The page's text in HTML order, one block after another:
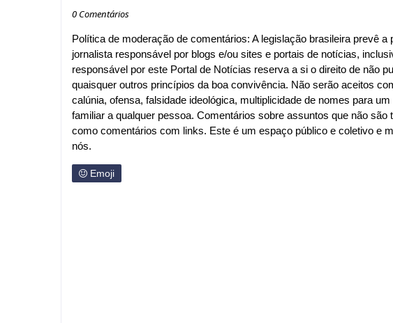
0 Comentários
Política de moderação de comentários: A legislação brasileira prevê
jornalista responsável por blogs e/ou sites e portais de notícias,
responsável por este Portal de Notícias reserva a si o direito de não
quaisquer outros princípios da boa convivência. Não serão aceitos
calúnia, ofensa, falsidade ideológica, multiplicidade de nomes para
familiar a qualquer pessoa. Comentários sobre assuntos que não
como comentários com links. Este é um espaço público e coletivo e
nós.
Emoji